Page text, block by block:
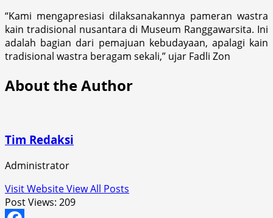
“Kami mengapresiasi dilaksanakannya pameran wastra
kain tradisional nusantara di Museum Ranggawarsita. Ini
adalah bagian dari pemajuan kebudayaan, apalagi kain
tradisional wastra beragam sekali,” ujar Fadli Zon
About the Author
Tim Redaksi
Administrator
Visit WebsiteView All Posts
Post Views: 209